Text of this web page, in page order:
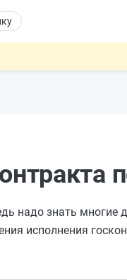
надо знать многие
исполнения